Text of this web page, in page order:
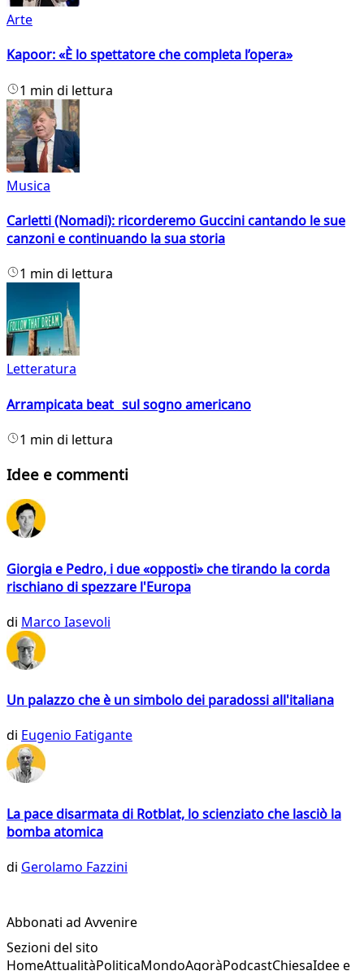
Arte
Kapoor: «È lo spettatore che completa l’opera»
1 min di lettura
Musica
Carletti (Nomadi): ricorderemo Guccini cantando le sue
canzoni e continuando la sua storia
1 min di lettura
Letteratura
Arrampicata beat sul sogno americano
1 min di lettura
Idee e commenti
Giorgia e Pedro, i due «opposti» che tirando la corda
rischiano di spezzare l'Europa
di Marco Iasevoli
Un palazzo che è un simbolo dei paradossi all'italiana
di Eugenio Fatigante
La pace disarmata di Rotblat, lo scienziato che lasciò la
bomba atomica
di Gerolamo Fazzini
Abbonati ad Avvenire
Sezioni del sito
HomeAttualitàPoliticaMondoAgoràPodcastChiesaIdee e